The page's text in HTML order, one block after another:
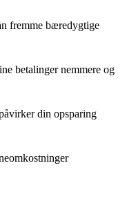
fremme bæredygtige
betalinger nemmere og
din opsparing